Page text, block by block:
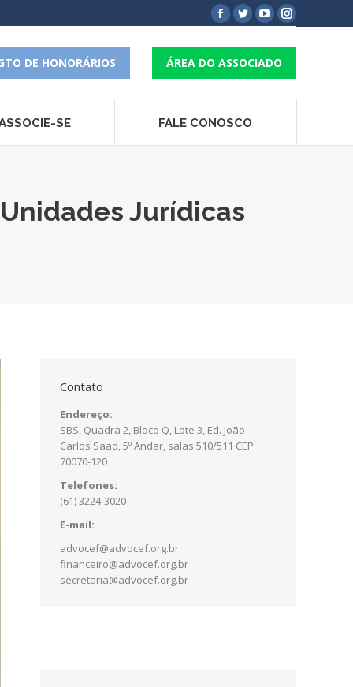
Facebook
opens
in
new
window
Twitter
opens
in
new
window
YouTube
opens
in
new
Instagram
in
new
DE HONORÁRIOS ÁREA DO ASSOCIADO
SE FALE CONOSCO
Jurídicas
Contato
Endereço:
SBS, Quadra 2, Bloco Q, Lote 3, Ed. João
Carlos Saad, 5º Andar, salas 510/511 CEP
70070-120
Telefones:
(61) 3224-3020
E-mail:
advocef@advocef.org.br
financeiro@advocef.org.br
secretaria@advocef.org.br